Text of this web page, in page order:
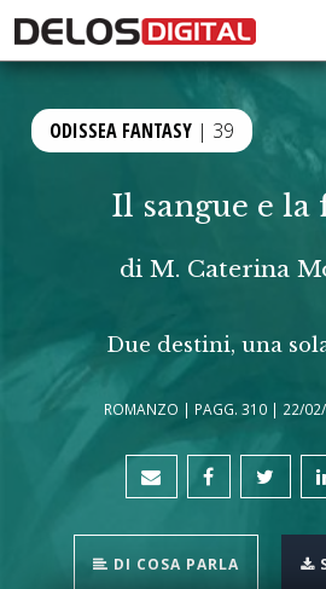
ODISSEA FANTASY | 39
Il sangue e la
di M. Caterina
Due destini, una
ROMANZO | PAGG. 310 | 22/
DI COSA PARLA